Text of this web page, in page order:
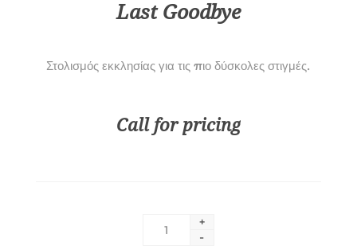
Last Goodbye
Στολισμός εκκλησίας για τις πιο δύσκολες στιγμές.
Call for pricing
+
-